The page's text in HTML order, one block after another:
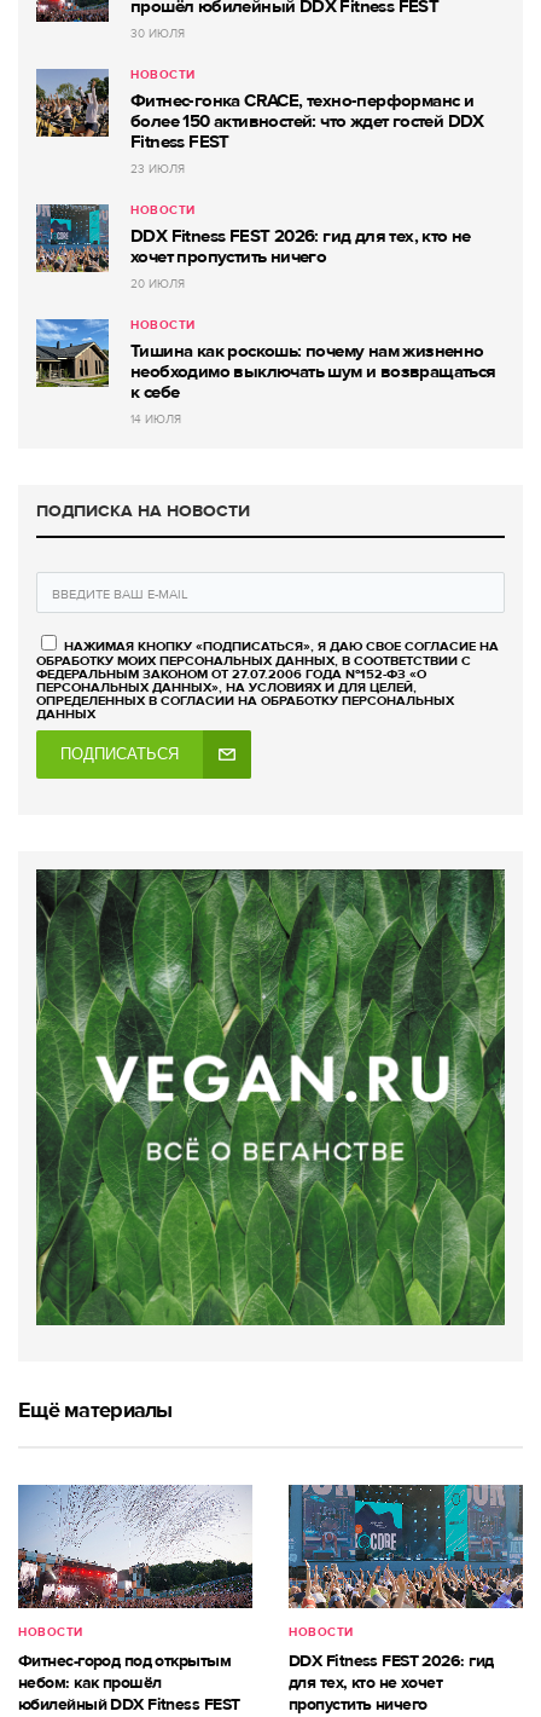
прошёл юбилейный DDX Fitness FEST
30 ИЮЛЯ
НОВОСТИ
Фитнес-гонка CRACE, техно-перформанс и
более 150 активностей: что ждет гостей DDX
Fitness FEST
23 ИЮЛЯ
НОВОСТИ
DDX Fitness FEST 2026: гид для тех, кто не
хочет пропустить ничего
20 ИЮЛЯ
НОВОСТИ
Тишина как роскошь: почему нам жизненно
необходимо выключать шум и возвращаться
к себе
14 ИЮЛЯ
ПОДПИСКА НА НОВОСТИ
НАЖИМАЯ КНОПКУ «ПОДПИСАТЬСЯ», Я ДАЮ СВОЕ СОГЛАСИЕ НА
ОБРАБОТКУ МОИХ ПЕРСОНАЛЬНЫХ ДАННЫХ, В СООТВЕТСТВИИ С
ФЕДЕРАЛЬНЫМ ЗАКОНОМ ОТ 27.07.2006 ГОДА №152-ФЗ «О
ПЕРСОНАЛЬНЫХ ДАННЫХ», НА УСЛОВИЯХ И ДЛЯ ЦЕЛЕЙ,
ОПРЕДЕЛЕННЫХ В СОГЛАСИИ НА ОБРАБОТКУ ПЕРСОНАЛЬНЫХ
ДАННЫХ
ПОДПИСАТЬСЯ
Ещё материалы
НОВОСТИ
Фитнес-город под открытым
небом: как прошёл
юбилейный DDX Fitness FEST
НОВОСТИ
DDX Fitness FEST 2026: гид
для тех, кто не хочет
пропустить ничего